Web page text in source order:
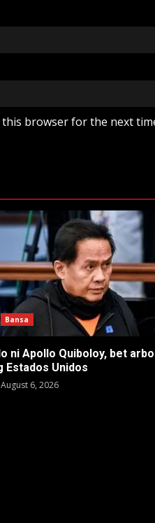
browser for the next
Bansa
ni Apollo Quiboloy, bet
Estados Unidos
August 6, 2026